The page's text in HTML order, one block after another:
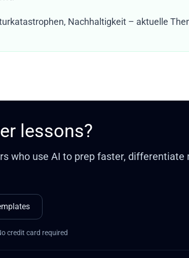
Nachhaltigkeit – aktuelle
lessons?
who use AI to prep faster, differentiate
credit card required